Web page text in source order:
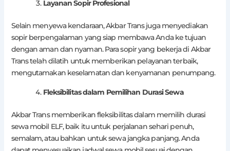
Layanan Sopir Profesional
Selain menyewa kendaraan, Akbar Trans juga menyediakan
sopir berpengalaman yang siap membawa Anda ke tujuan
dengan aman dan nyaman. Para sopir yang bekerja di Akbar
Trans telah dilatih untuk memberikan pelayanan terbaik,
mengutamakan keselamatan dan kenyamanan penumpang.
Fleksibilitas dalam Pemilihan Durasi Sewa
Akbar Trans memberikan fleksibilitas dalam memilih durasi
sewa mobil ELF, baik itu untuk perjalanan sehari penuh,
semalam, atau bahkan untuk sewa jangka panjang. Anda